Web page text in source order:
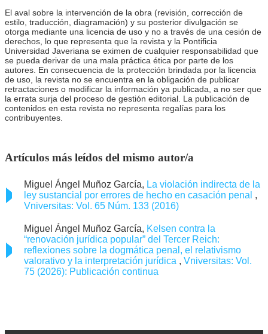
El aval sobre la intervención de la obra (revisión, corrección de
estilo, traducción, diagramación) y su posterior divulgación se
otorga mediante una licencia de uso y no a través de una cesión de
derechos, lo que representa que la revista y la Pontificia
Universidad Javeriana se eximen de cualquier responsabilidad que
se pueda derivar de una mala práctica ética por parte de los
autores. En consecuencia de la protección brindada por la licencia
de uso, la revista no se encuentra en la obligación de publicar
retractaciones o modificar la información ya publicada, a no ser que
la errata surja del proceso de gestión editorial. La publicación de
contenidos en esta revista no representa regalías para los
contribuyentes.
Artículos más leídos del mismo autor/a
Miguel Ángel Muñoz García, La violación indirecta de la
ley sustancial por errores de hecho en casación penal ,
Vniversitas: Vol. 65 Núm. 133 (2016)
Miguel Ángel Muñoz García, Kelsen contra la
“renovación jurídica popular” del Tercer Reich:
reflexiones sobre la dogmática penal, el relativismo
valorativo y la interpretación jurídica , Vniversitas: Vol.
75 (2026): Publicación continua